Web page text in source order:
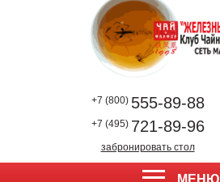
+7 (800) 555-89-88
+7 (495) 721-89-96
забронировать стол
МЕНЮ